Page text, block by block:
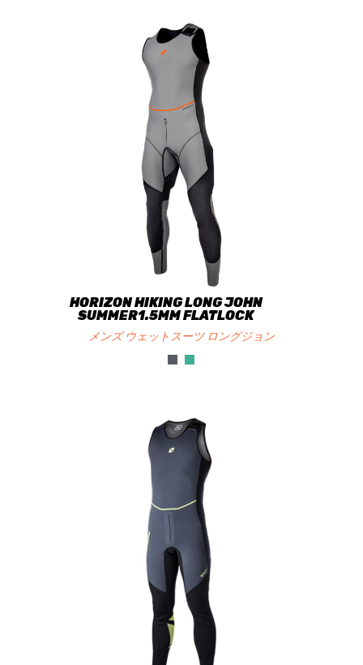
HORIZON HIKING LONG JOHN
SUMMER1.5MM FLATLOCK
メンズ ウェットスーツ ロングジョン